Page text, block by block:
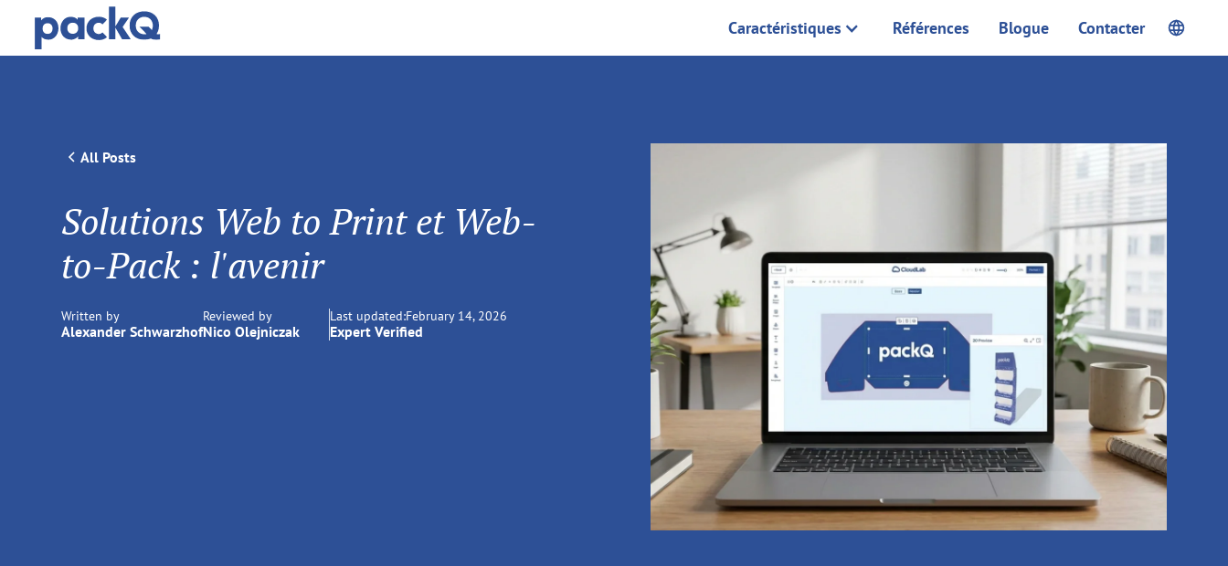
Caractéristiques Références Blogue Contacter
All Posts
Solutions Web to Print et Web-
to-Pack : l'avenir
Written by
Alexander Schwarzhof
Reviewed by
Nico Olejniczak
Last updated:February 14, 2026
Expert Verified